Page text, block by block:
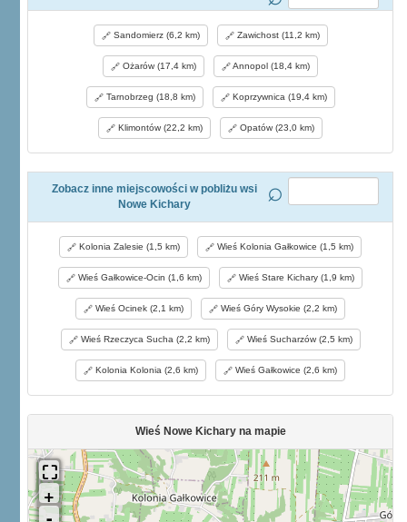
Sandomierz (6,2 km) Zawichost (11,2 km)
Ożarów (17,4 km) Annopol (18,4 km)
Tarnobrzeg (18,8 km) Koprzywnica (19,4 km)
Klimontów (22,2 km) Opatów (23,0 km)
Zobacz inne miejscowości w pobliżu wsi
Nowe Kichary
Kolonia Zalesie (1,5 km) Wieś Kolonia Gałkowice (1,5 km)
Wieś Gałkowice-Ocin (1,6 km) Wieś Stare Kichary (1,9 km)
Wieś Ocinek (2,1 km) Wieś Góry Wysokie (2,2 km)
Wieś Rzeczyca Sucha (2,2 km) Wieś Sucharzów (2,5 km)
Kolonia Kolonia (2,6 km) Wieś Gałkowice (2,6 km)
Wieś Nowe Kichary na mapie